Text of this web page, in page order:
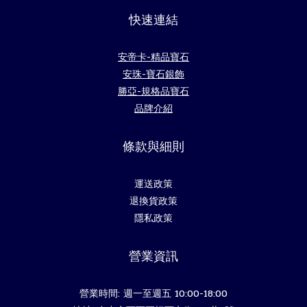
快速連結
安帝卡-精品寶石
安珠-寶石銀飾
勝亞-規格品寶石
品牌介紹
條款與細則
運送政策
退換貨政策
隱私政策
營業資訊
營業時間: 週一至週五 10:00-18:00